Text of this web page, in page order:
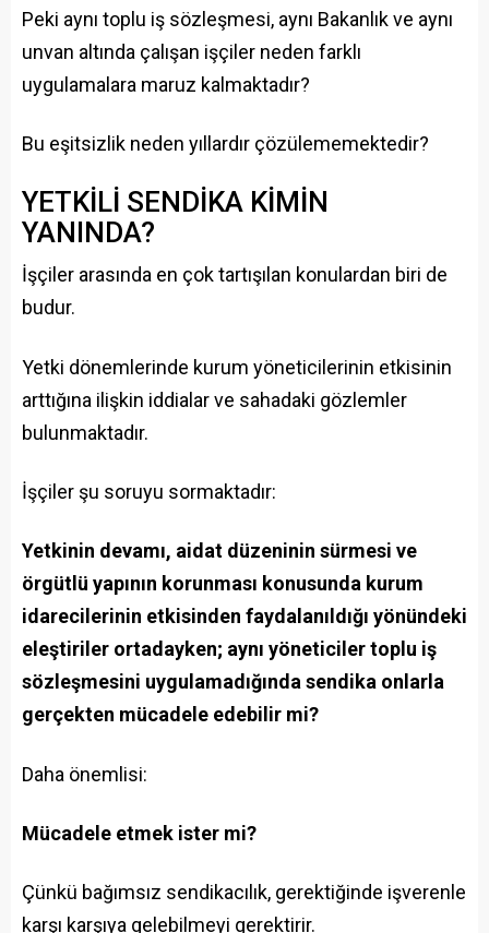
Peki aynı toplu iş sözleşmesi, aynı Bakanlık ve aynı
unvan altında çalışan işçiler neden farklı
uygulamalara maruz kalmaktadır?
Bu eşitsizlik neden yıllardır çözülememektedir?
YETKİLİ SENDİKA KİMİN
YANINDA?
İşçiler arasında en çok tartışılan konulardan biri de
budur.
Yetki dönemlerinde kurum yöneticilerinin etkisinin
arttığına ilişkin iddialar ve sahadaki gözlemler
bulunmaktadır.
İşçiler şu soruyu sormaktadır:
Yetkinin devamı, aidat düzeninin sürmesi ve
örgütlü yapının korunması konusunda kurum
idarecilerinin etkisinden faydalanıldığı yönündeki
eleştiriler ortadayken; aynı yöneticiler toplu iş
sözleşmesini uygulamadığında sendika onlarla
gerçekten mücadele edebilir mi?
Daha önemlisi:
Mücadele etmek ister mi?
Çünkü bağımsız sendikacılık, gerektiğinde işverenle
karşı karşıya gelebilmeyi gerektirir.